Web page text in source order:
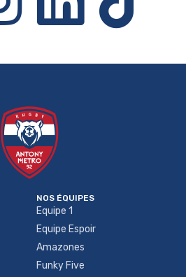
NOS ÉQUIPES
Equipe 1
Equipe Espoir
Amazones
Funky Five